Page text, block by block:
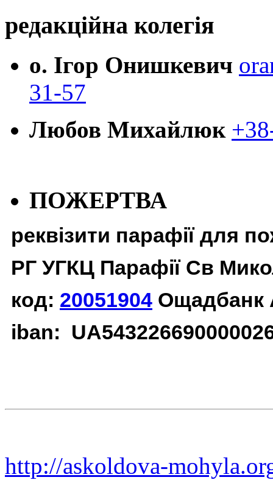
редакційна колегія
о. Ігор Онишкевич
31-57
Любов Михайлюк
ПОЖЕРТВА
реквізити парафії для
РГ УГКЦ Парафії Св
код: 20051904 Ощадбанк
iban:
http://askoldova-